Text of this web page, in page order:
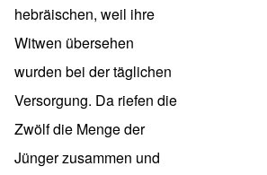
hebräischen, weil ihre
Witwen übersehen
wurden bei der täglichen
Versorgung. Da riefen die
Zwölf die Menge der
Jünger zusammen und